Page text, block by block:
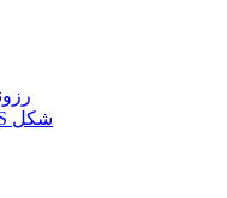
رزوناتور لوله S شکل